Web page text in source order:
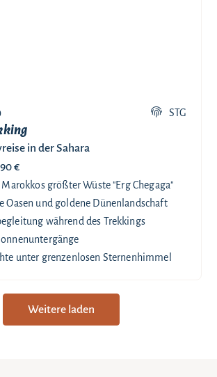
STG
in der Sahara
€
größter Wüste "Erg Chegaga"
Oasen und goldene Dünenlandschaft
während des Trekkings
unter grenzenlosen Sternenhimmel
Weitere laden